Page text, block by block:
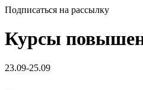
Подписаться на рассылку
Курсы
23.09-25.09